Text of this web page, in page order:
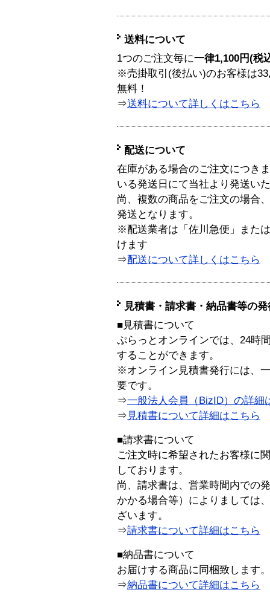
送料について
1つのご注文毎に一律1,100円(税
※売掛取引(後払い)のお客様は
無料！
⇒送料について詳しくはこちら
配送について
在庫がある場合のご注文につき
いる発送日にて当社より発送い
尚、複数の商品をご注文の場合
発送となります。
※配送業者は「佐川急便」また
けます
⇒配送について詳しくはこちら
見積書・請求書・納品書等の
■見積書について
ぷらっとオンラインでは、24時
することができます。
※オンライン見積書発行には、
要です。
⇒一般法人会員（BizID）の詳細
⇒ 見積書について詳細はこちら
■請求書について
ご注文時に希望されたお客様に
しております。
尚、請求書は、営業時間内での
かかる場合等）によりましては
ざいます。
⇒請求書について詳細はこちら
■納品書について
お届けする商品に同梱致します。
⇒納品書について詳細はこちら